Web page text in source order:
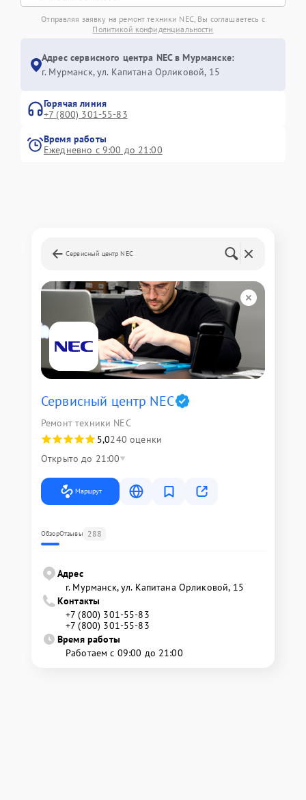
Отправляя заявку на ремонт техники NEC, Вы соглашаетесь с
Политикой конфиденциальности
Адрес сервисного центра NEC в Мурманске:
г. Мурманск, ул. Капитана Орликовой, 15
Горячая линия
+7 (800) 301-55-83
Время работы
Ежедневно с 9:00 до 21:00
Сервисный центр NEC
Сервисный центр NEC
Ремонт техники NEC
5,0240 оценки
Открыто до 21:00
Маршрут
ОбзорОтзывы 288
Адрес
г. Мурманск, ул. Капитана Орликовой, 15
Контакты
+7 (800) 301-55-83
+7 (800) 301-55-83
Время работы
Работаем с 09:00 до 21:00